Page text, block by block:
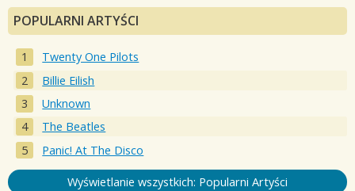
POPULARNI ARTYŚCI
Twenty One Pilots
Billie Eilish
Unknown
The Beatles
Panic! At The Disco
Wyświetlanie wszystkich: Popularni Artyści